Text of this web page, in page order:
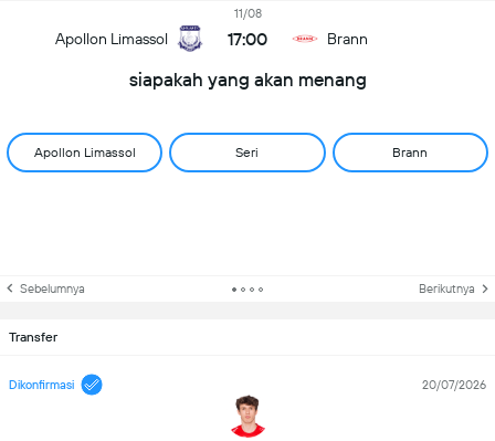
Apollon Limassol
11/08
17:00 Brann
siapakah yang akan menang
Apollon Limassol Seri Brann
Sebelumnya Berikutnya
Transfer
Dikonfirmasi 20/07/2026